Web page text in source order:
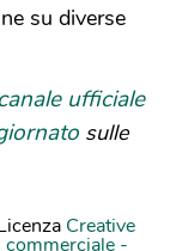
su diverse
ufficiale
sulle
Creative
-